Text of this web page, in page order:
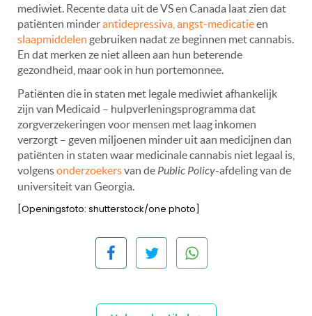
mediwiet. Recente data uit de VS en Canada laat zien dat
patiënten minderantidepressiva, angst-medicatieen
slaapmiddelen gebruiken nadat ze beginnen met cannabis.
En dat merken ze niet alleen aan hun beterende
gezondheid, maar ook in hun portemonnee.
Patiënten die in staten met legale mediwiet afhankelijk
zijn van Medicaid – hulpverleningsprogramma dat
zorgverzekeringen voor mensen met laag inkomen
verzorgt – geven miljoenen minder uit aan medicijnen dan
patiënten in staten waar medicinale cannabis niet legaal is,
volgensonderzoekersvan de Public Policy-afdeling van de
universiteit van Georgia.
[Openingsfoto: shutterstock/one photo]